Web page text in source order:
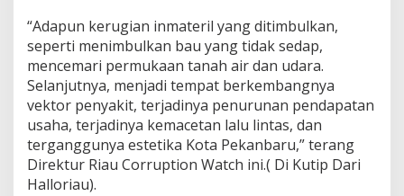
“Adapun kerugian inmateril yang ditimbulkan,
seperti menimbulkan bau yang tidak sedap,
mencemari permukaan tanah air dan udara.
Selanjutnya, menjadi tempat berkembangnya
vektor penyakit, terjadinya penurunan pendapatan
usaha, terjadinya kemacetan lalu lintas, dan
terganggunya estetika Kota Pekanbaru,” terang
Direktur Riau Corruption Watch ini.( Di Kutip Dari
Halloriau).